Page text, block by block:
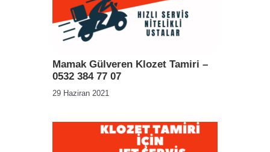
Mamak Gülveren Klozet Tamiri –
0532 384 77 07
29 Haziran 2021